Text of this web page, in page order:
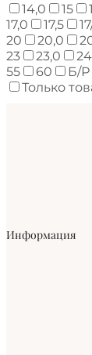
14,0 15
17,0
17,5
20
20,0
23
23,0
55
60 Б/Р
Только
Информация